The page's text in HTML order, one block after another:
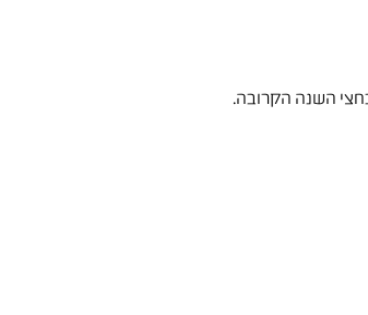
בחצי השנה הקרובה.